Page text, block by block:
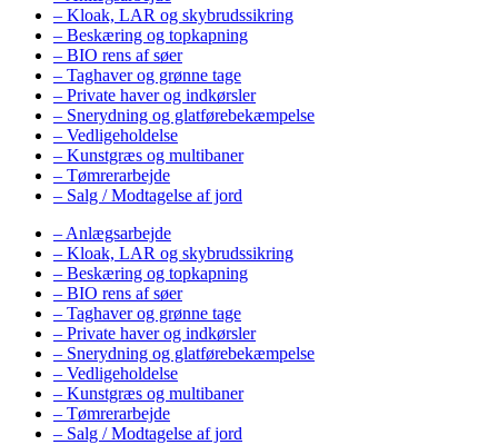
– Kloak, LAR og skybrudssikring
– Beskæring og topkapning
– BIO rens af søer
– Taghaver og grønne tage
– Private haver og indkørsler
– Snerydning og glatførebekæmpelse
– Vedligeholdelse
– Kunstgræs og multibaner
– Tømrerarbejde
– Salg / Modtagelse af jord
– Anlægsarbejde
– Kloak, LAR og skybrudssikring
– Beskæring og topkapning
– BIO rens af søer
– Taghaver og grønne tage
– Private haver og indkørsler
– Snerydning og glatførebekæmpelse
– Vedligeholdelse
– Kunstgræs og multibaner
– Tømrerarbejde
– Salg / Modtagelse af jord